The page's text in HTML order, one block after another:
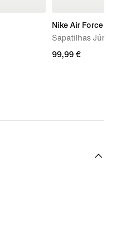
Nike Air Force 1
Sapatilhas Júnior
99,99
99,99 €